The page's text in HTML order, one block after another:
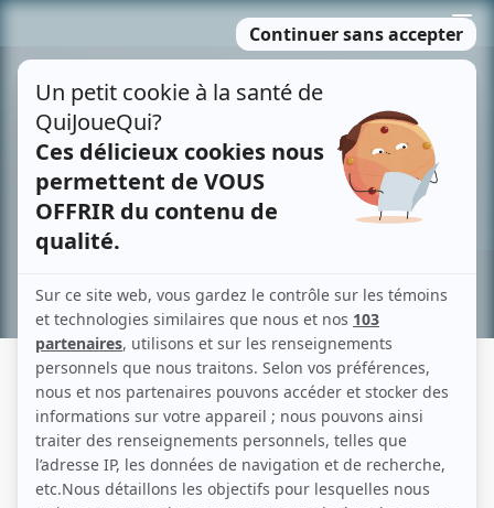
MENU
contenu
Recherche avancée »
DIFFUSEUR : ILLICO+
Anciennement connu sous le nom : Vrai (de 2026 à 2026), Club Illico (de 2013
à 2024)